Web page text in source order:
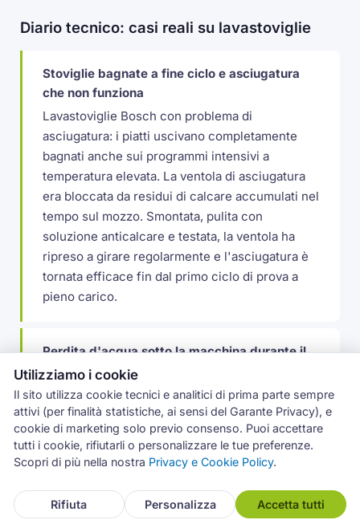
Diario tecnico: casi reali su lavastoviglie
Stoviglie bagnate a fine ciclo e asciugatura
che non funziona
Lavastoviglie Bosch con problema di
asciugatura: i piatti uscivano completamente
bagnati anche sui programmi intensivi a
temperatura elevata. La ventola di asciugatura
era bloccata da residui di calcare accumulati nel
tempo sul mozzo. Smontata, pulita con
soluzione anticalcare e testata, la ventola ha
ripreso a girare regolarmente e l'asciugatura è
tornata efficace fin dal primo ciclo di prova a
pieno carico.
Perdita d'acqua sotto la macchina durante il
lavaggio
Ci hanno chiamati da una zona di Napoli centro
per una lavastoviglie Miele con perdita d'acqua
dal fondo. Il tubo di collegamento tra pompa e
vasca presentava una piccola crepa,
probabilmente dovuta alla rigidità del materiale
dopo molti cicli ad alta temperatura. Abbiamo
sostituito il tubo e verificato che non ci fossero
Utilizziamo i cookie
Il sito utilizza cookie tecnici e analitici di prima parte sempre
attivi (per finalità statistiche, ai sensi del Garante Privacy), e
cookie di marketing solo previo consenso. Puoi accettare
tutti i cookie, rifiutarli o personalizzare le tue preferenze.
Scopri di più nella nostra Privacy e Cookie Policy.
Rifiuta Personalizza Accetta tutti